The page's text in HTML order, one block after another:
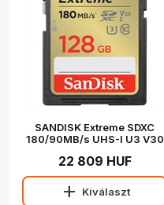
SANDISK Extreme SDXC
180/90MB/s UHS-I U3 V30
22 809 HUF
add Kiválaszt